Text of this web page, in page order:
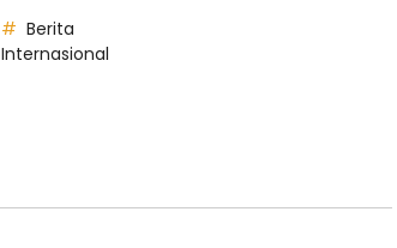
Berita
Internasional